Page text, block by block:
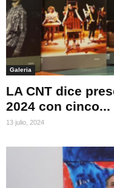
Galeria
LA CNT dice
2024 con cinco...
13 julio, 2024